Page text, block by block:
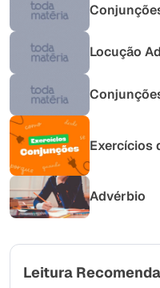
Locução
Exercícios
Advérbio
Leitura